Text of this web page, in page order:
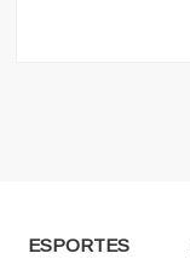
ESPORTES